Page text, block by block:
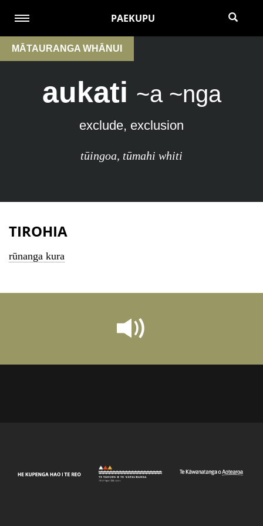
PAEKUPU
MĀTAURANGA WHĀNUI
aukati ~a ~nga
exclude, exclusion
tūingoa, tūmahi whiti
TIROHIA
rūnanga kura